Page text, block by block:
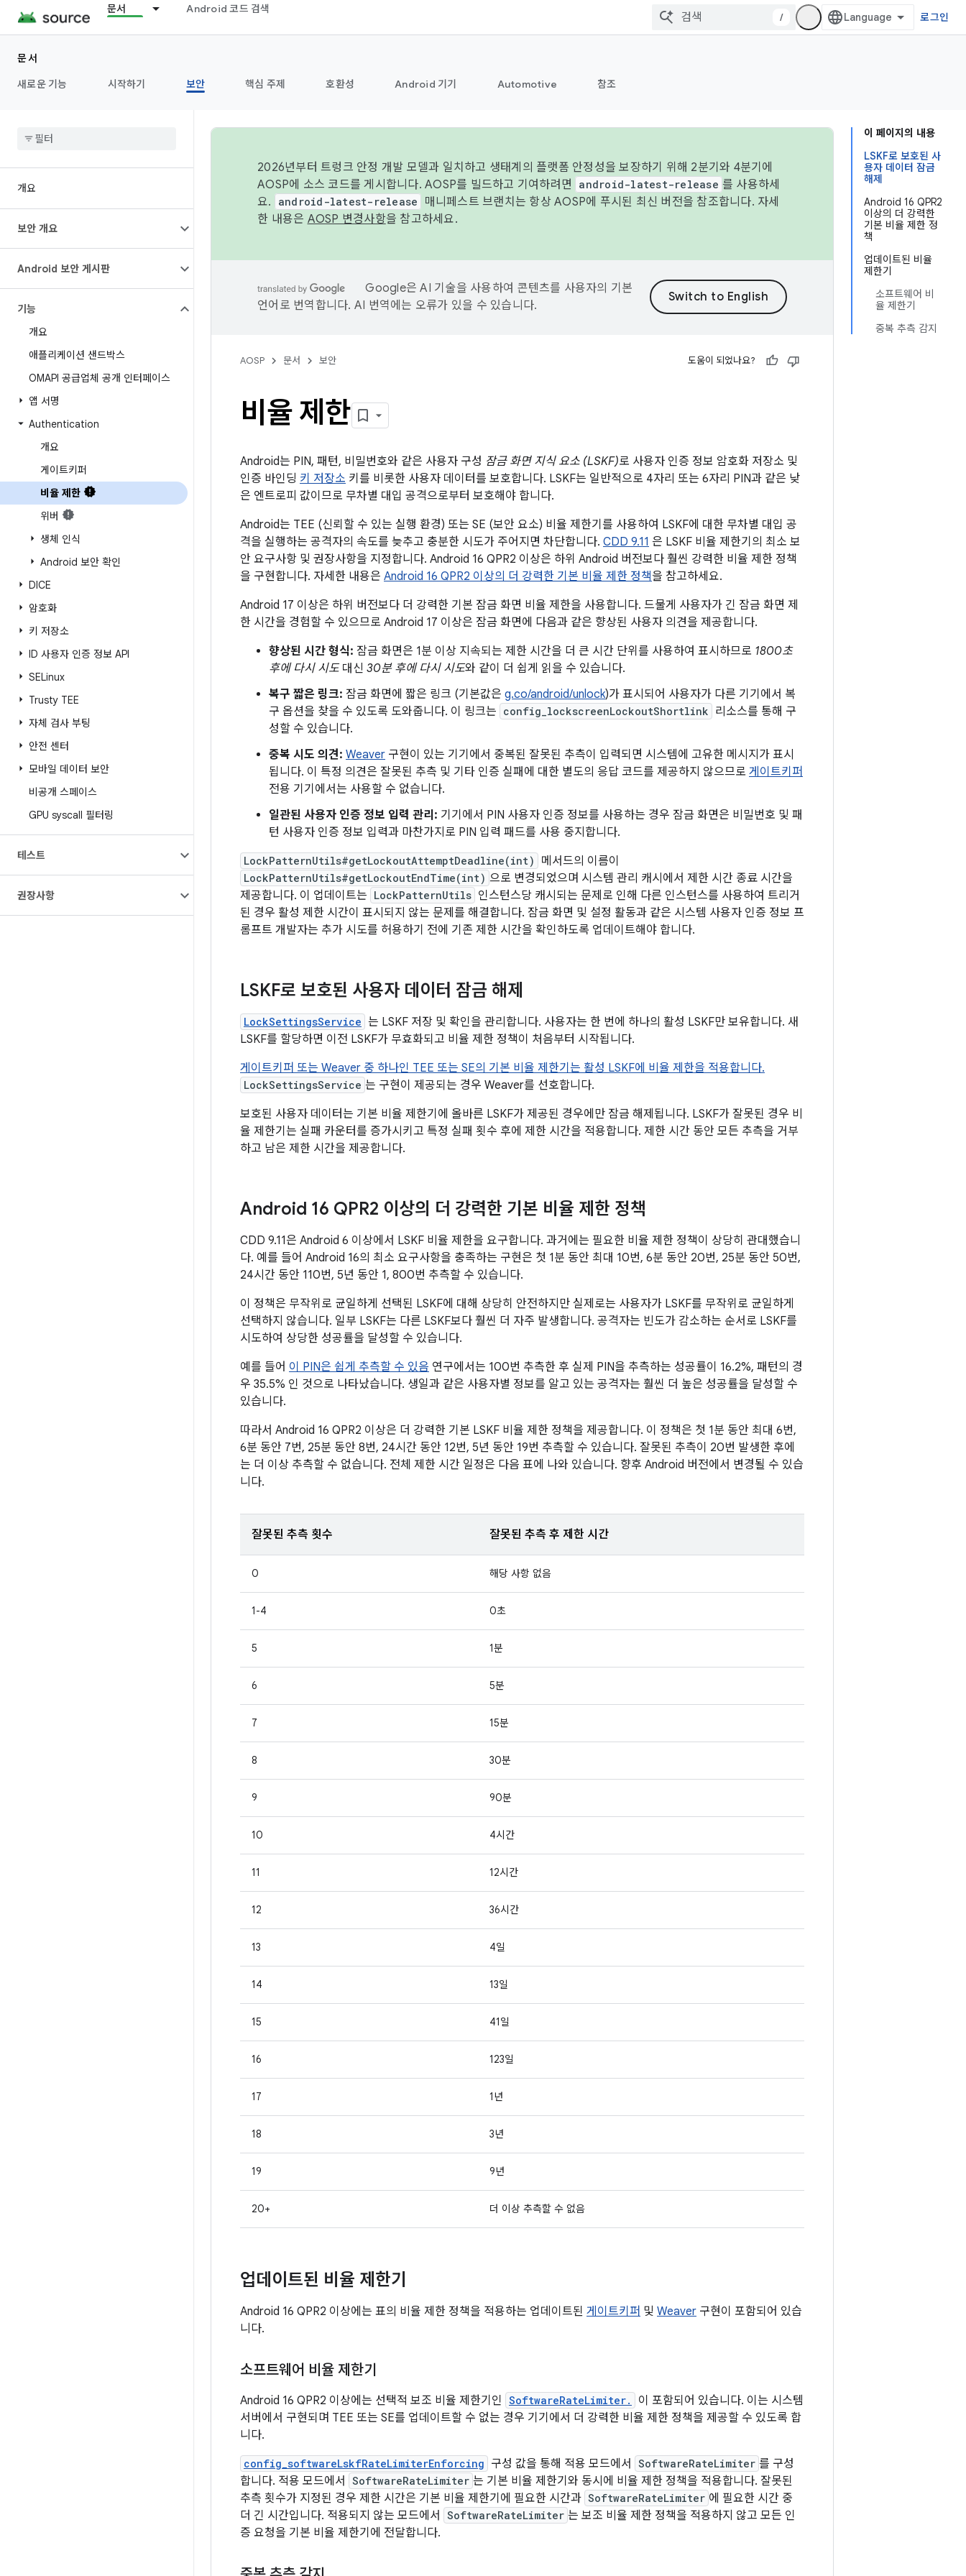
문서 Android 코드 검색
/ 로그인
문서
새로운 기능
시작하기 보안 핵심 주제 호환성 Android 기기 Automotive 참조
개요
보안 개요
Android 보안 게시판
기능
개요
애플리케이션 샌드박스
OMAPI 공급업체 공개 인터페이스
앱 서명
Authentication
개요
게이트키퍼
비율 제한
위버
생체 인식
Android 보안 확인
DICE
암호화
키 저장소
ID 사용자 인증 정보 API
SELinux
Trusty TEE
자체 검사 부팅
안전 센터
모바일 데이터 보안
비공개 스페이스
GPU syscall 필터링
테스트
권장사항
이 페이지의 내용
LSKF로 보호된 사
용자 데이터 잠금
해제
Android 16 QPR2
이상의 더 강력한
기본 비율 제한 정
책
업데이트된 비율
제한기
소프트웨어 비
율 제한기
중복 추측 감지
2026년부터 트렁크 안정 개발 모델과 일치하고 생태계의 플랫폼 안정성을 보장하기 위해 2분기와 4분기에
AOSP에 소스 코드를 게시합니다. AOSP를 빌드하고 기여하려면
android-latest-release 를 사용하세
요.
android-latest-release
매니페스트 브랜치는 항상 AOSP에 푸시된 최신 버전을 참조합니다. 자세
한 내용은 AOSP 변경사항을 참고하세요.
Google은 AI 기술을 사용하여 콘텐츠를 사용자의 기본
언어로 번역합니다. AI 번역에는 오류가 있을 수 있습니다.
AOSP 문서 보안 도움이 되었나요?
비율 제한
Android는 PIN, 패턴, 비밀번호와 같은 사용자 구성 잠금 화면 지식 요소 (LSKF)로 사용자 인증 정보 암호화 저장소 및
인증 바인딩 키 저장소 키를 비롯한 사용자 데이터를 보호합니다. LSKF는 일반적으로 4자리 또는 6자리 PIN과 같은 낮
은 엔트로피 값이므로 무차별 대입 공격으로부터 보호해야 합니다.
Android는 TEE (신뢰할 수 있는 실행 환경) 또는 SE (보안 요소) 비율 제한기를 사용하여 LSKF에 대한 무차별 대입 공
격을 실행하는 공격자의 속도를 늦추고 충분한 시도가 주어지면 차단합니다. CDD 9.11 은 LSKF 비율 제한기의 최소 보
안 요구사항 및 권장사항을 지정합니다. Android 16 QPR2 이상은 하위 Android 버전보다 훨씬 강력한 비율 제한 정책
을 구현합니다. 자세한 내용은 Android 16 QPR2 이상의 더 강력한 기본 비율 제한 정책을 참고하세요.
Android 17 이상은 하위 버전보다 더 강력한 기본 잠금 화면 비율 제한을 사용합니다. 드물게 사용자가 긴 잠금 화면 제
한 시간을 경험할 수 있으므로 Android 17 이상은 잠금 화면에 다음과 같은 향상된 사용자 의견을 제공합니다.
향상된 시간 형식: 잠금 화면은 1분 이상 지속되는 제한 시간을 더 큰 시간 단위를 사용하여 표시하므로 1800초
후에 다시 시도대신 30분 후에 다시 시도와 같이 더 쉽게 읽을 수 있습니다.
복구 짧은 링크: 잠금 화면에 짧은 링크 (기본값은 g.co/android/unlock)가 표시되어 사용자가 다른 기기에서 복
구 옵션을 찾을 수 있도록 도와줍니다. 이 링크는 config_lockscreenLockoutShortlink 리소스를 통해 구
성할 수 있습니다.
중복 시도 의견: Weaver 구현이 있는 기기에서 중복된 잘못된 추측이 입력되면 시스템에 고유한 메시지가 표시
됩니다. 이 특정 의견은 잘못된 추측 및 기타 인증 실패에 대한 별도의 응답 코드를 제공하지 않으므로 게이트키퍼
전용 기기에서는 사용할 수 없습니다.
일관된 사용자 인증 정보 입력 관리: 기기에서 PIN 사용자 인증 정보를 사용하는 경우 잠금 화면은 비밀번호 및 패
턴 사용자 인증 정보 입력과 마찬가지로 PIN 입력 패드를 사용 중지합니다.
LockPatternUtils#getLockoutAttemptDeadline(int) 메서드의 이름이
LockPatternUtils#getLockoutEndTime(int) 으로 변경되었으며 시스템 관리 캐시에서 제한 시간 종료 시간을
제공합니다. 이 업데이트는 LockPatternUtils 인스턴스당 캐시되는 문제로 인해 다른 인스턴스를 사용하여 트리거
된 경우 활성 제한 시간이 표시되지 않는 문제를 해결합니다. 잠금 화면 및 설정 활동과 같은 시스템 사용자 인증 정보 프
롬프트 개발자는 추가 시도를 허용하기 전에 기존 제한 시간을 확인하도록 업데이트해야 합니다.
LSKF로 보호된 사용자 데이터 잠금 해제
LockSettingsService 는 LSKF 저장 및 확인을 관리합니다. 사용자는 한 번에 하나의 활성 LSKF만 보유합니다. 새
LSKF를 할당하면 이전 LSKF가 무효화되고 비율 제한 정책이 처음부터 시작됩니다.
게이트키퍼 또는 Weaver 중 하나인 TEE 또는 SE의 기본 비율 제한기는 활성 LSKF에 비율 제한을 적용합니다.
LockSettingsService 는 구현이 제공되는 경우 Weaver를 선호합니다.
보호된 사용자 데이터는 기본 비율 제한기에 올바른 LSKF가 제공된 경우에만 잠금 해제됩니다. LSKF가 잘못된 경우 비
율 제한기는 실패 카운터를 증가시키고 특정 실패 횟수 후에 제한 시간을 적용합니다. 제한 시간 동안 모든 추측을 거부
하고 남은 제한 시간을 제공합니다.
Android 16 QPR2 이상의 더 강력한 기본 비율 제한 정책
CDD 9.11은 Android 6 이상에서 LSKF 비율 제한을 요구합니다. 과거에는 필요한 비율 제한 정책이 상당히 관대했습니
다. 예를 들어 Android 16의 최소 요구사항을 충족하는 구현은 첫 1분 동안 최대 10번, 6분 동안 20번, 25분 동안 50번,
24시간 동안 110번, 5년 동안 1, 800번 추측할 수 있습니다.
이 정책은 무작위로 균일하게 선택된 LSKF에 대해 상당히 안전하지만 실제로는 사용자가 LSKF를 무작위로 균일하게
선택하지 않습니다. 일부 LSKF는 다른 LSKF보다 훨씬 더 자주 발생합니다. 공격자는 빈도가 감소하는 순서로 LSKF를
시도하여 상당한 성공률을 달성할 수 있습니다.
예를 들어 이 PIN은 쉽게 추측할 수 있음 연구에서는 100번 추측한 후 실제 PIN을 추측하는 성공률이 16.2%, 패턴의 경
우 35.5% 인 것으로 나타났습니다. 생일과 같은 사용자별 정보를 알고 있는 공격자는 훨씬 더 높은 성공률을 달성할 수
있습니다.
따라서 Android 16 QPR2 이상은 더 강력한 기본 LSKF 비율 제한 정책을 제공합니다. 이 정책은 첫 1분 동안 최대 6번,
6분 동안 7번, 25분 동안 8번, 24시간 동안 12번, 5년 동안 19번 추측할 수 있습니다. 잘못된 추측이 20번 발생한 후에
는 더 이상 추측할 수 없습니다. 전체 제한 시간 일정은 다음 표에 나와 있습니다. 향후 Android 버전에서 변경될 수 있습
니다.
잘못된 추측 횟수 잘못된 추측 후 제한 시간
0 해당 사항 없음
1-4 0초
5 1분
6 5분
7 15분
8 30분
9 90분
10 4시간
11 12시간
12 36시간
13 4일
14 13일
15 41일
16 123일
17 1년
18 3년
19 9년
20+ 더 이상 추측할 수 없음
업데이트된 비율 제한기
Android 16 QPR2 이상에는 표의 비율 제한 정책을 적용하는 업데이트된 게이트키퍼 및 Weaver 구현이 포함되어 있습
니다.
소프트웨어 비율 제한기
Android 16 QPR2 이상에는 선택적 보조 비율 제한기인 SoftwareRateLimiter.
이 포함되어 있습니다. 이는 시스템
서버에서 구현되며 TEE 또는 SE를 업데이트할 수 없는 경우 기기에서 더 강력한 비율 제한 정책을 제공할 수 있도록 합
니다.
config_softwareLskfRateLimiterEnforcing 구성 값을 통해 적용 모드에서 SoftwareRateLimiter 를 구성
합니다. 적용 모드에서
SoftwareRateLimiter 는 기본 비율 제한기와 동시에 비율 제한 정책을 적용합니다. 잘못된
추측 횟수가 지정된 경우 제한 시간은 기본 비율 제한기에 필요한 시간과 SoftwareRateLimiter 에 필요한 시간 중
더 긴 시간입니다. 적용되지 않는 모드에서
SoftwareRateLimiter 는 보조 비율 제한 정책을 적용하지 않고 모든 인
증 요청을 기본 비율 제한기에 전달합니다.